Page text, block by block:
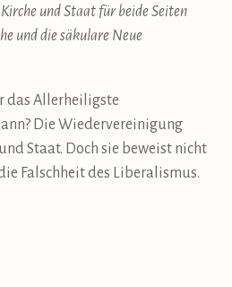
und Staat für beide Seiten
und die säkulare Neue
das Allerheiligste
Die Wiedervereinigung
Staat. Doch sie beweist nicht
Falschheit des Liberalismus.